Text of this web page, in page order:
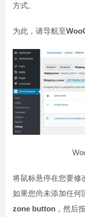
方式。
为此，请导航至
将鼠标悬停在您要修
如果您尚未添加任何
zone button ，然后